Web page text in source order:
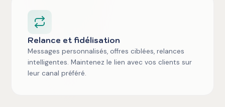
Relance et fidélisation
Messages personnalisés, offres ciblées, relances
intelligentes. Maintenez le lien avec vos clients sur
leur canal préféré.